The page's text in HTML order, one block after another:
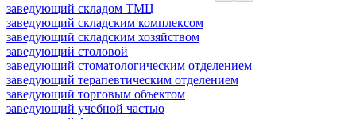
заведующий складом ТМЦ
заведующий складским комплексом
заведующий складским хозяйством
заведующий столовой
заведующий стоматологическим отделением
заведующий терапевтическим отделением
заведующий торговым объектом
заведующий учебной частью